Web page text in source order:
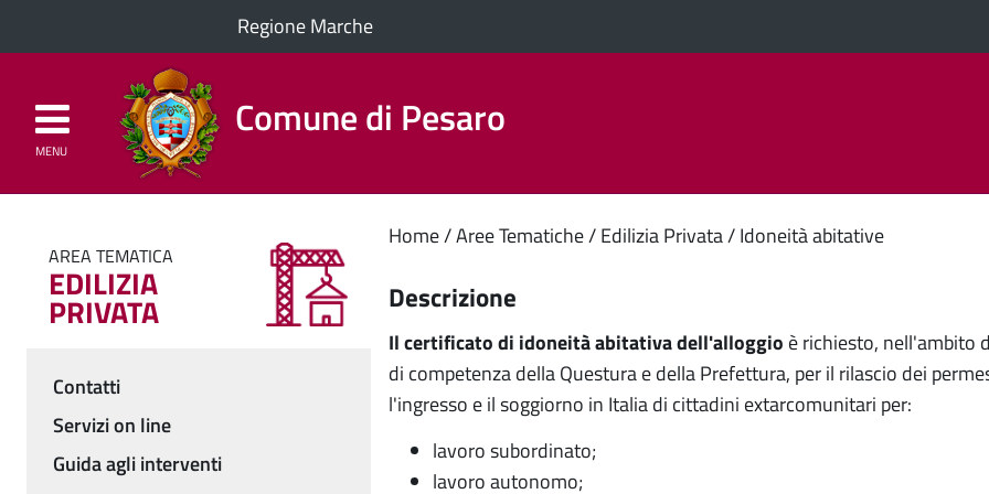
Regione Marche
Comune di Pesaro
MENU
Amministrazione Trasparente
Contenuto
principale
Home Aree Tematiche Edilizia Privata Idoneità abitative
Descrizione
Il certificato di idoneità abitativa dell'alloggio è richiesto, nell'ambito
di competenza della Questura e della Prefettura, per il rilascio dei
l'ingresso e il soggiorno in Italia di cittadini extarcomunitari per:
lavoro subordinato;
lavoro autonomo;
AREA TEMATICA
EDILIZIA
PRIVATA
Menu
Contatti
Servizi on line
Guida agli interventi